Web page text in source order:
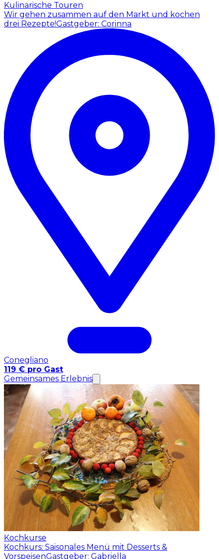
Kulinarische Touren
Wir gehen zusammen auf den Markt und kochen
drei Rezepte!Gastgeber: Corinna
Conegliano
119 € pro Gast
Gemeinsames Erlebnis
Kochkurse
Kochkurs: Saisonales Menü mit Desserts &
VorspeisenGastgeber: Gabriella